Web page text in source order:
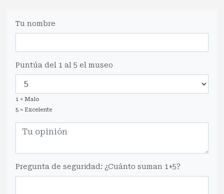
Tu nombre
Puntúa del 1 al 5 el museo
1 = Malo
5 = Excelente
Pregunta de seguridad: ¿Cuánto suman 1+5?